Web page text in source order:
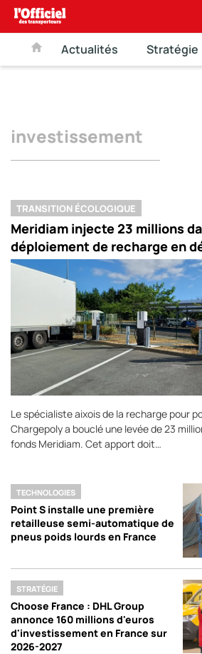
Actualités Stratégie
investissement
TRANSITION ÉCOLOGIQUE
Meridiam injecte 23 millions
déploiement de recharge en
Le spécialiste aixois de la recharge pour
Chargepoly a bouclé une levée de 23
fonds Meridiam. Cet apport doit…
TECHNOLOGIES
Point S installe une première
retailleuse semi-automatique de
pneus poids lourds en France
STRATÉGIE
Choose France : DHL Group
annonce 160 millions d'euros
d'investissement en France sur
2026-2027